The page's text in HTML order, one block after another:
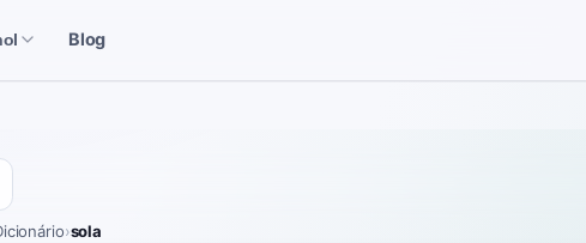
Blog
›sola